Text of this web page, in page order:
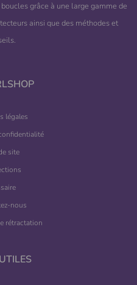
grâce à une large gamme de
ainsi que des méthodes et
légales
site
nous
rétractation